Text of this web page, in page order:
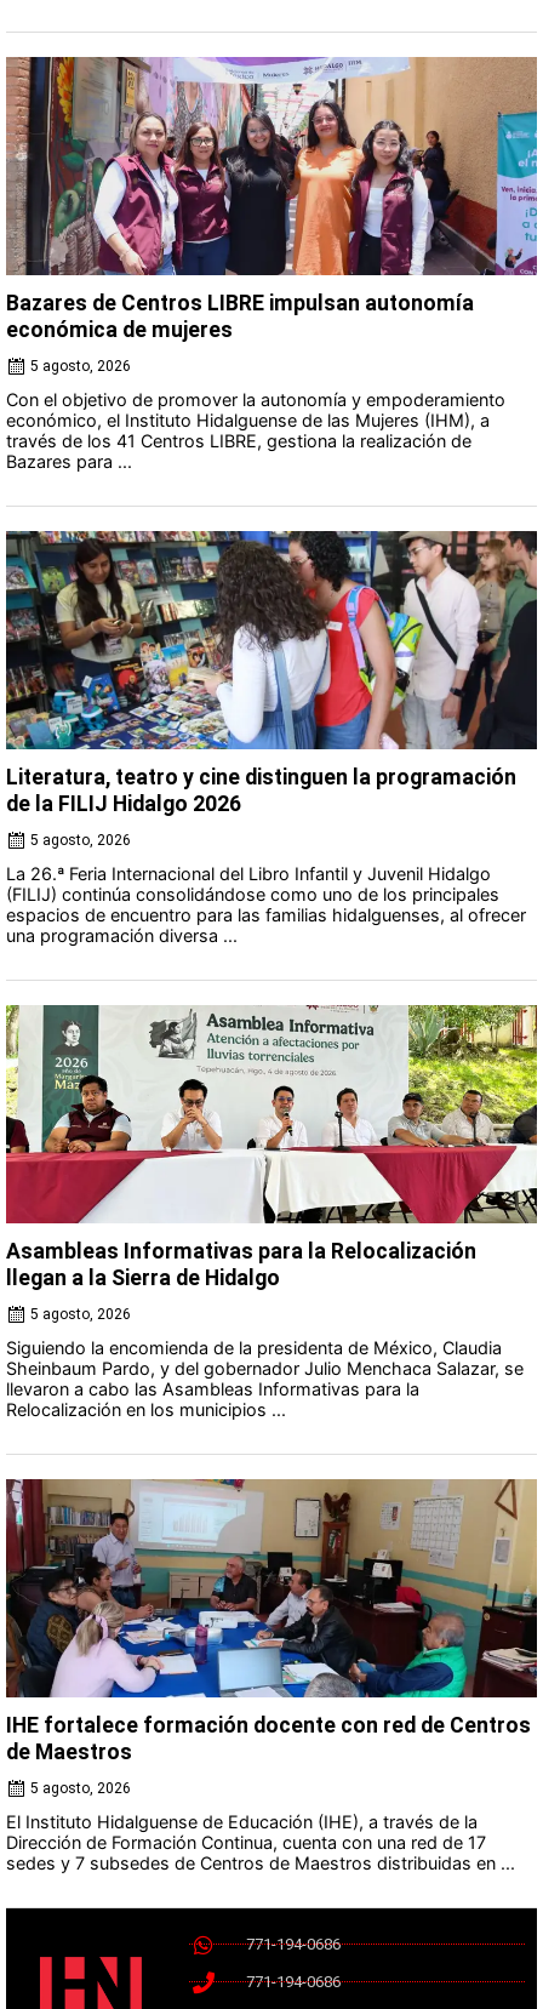
Bazares de Centros LIBRE impulsan autonomía
económica de mujeres
5 agosto, 2026
Con el objetivo de promover la autonomía y empoderamiento
económico, el Instituto Hidalguense de las Mujeres (IHM), a
través de los 41 Centros LIBRE, gestiona la realización de
Bazares para ...
Literatura, teatro y cine distinguen la programación
de la FILIJ Hidalgo 2026
5 agosto, 2026
La 26.ª Feria Internacional del Libro Infantil y Juvenil Hidalgo
(FILIJ) continúa consolidándose como uno de los principales
espacios de encuentro para las familias hidalguenses, al ofrecer
una programación diversa ...
Asambleas Informativas para la Relocalización
llegan a la Sierra de Hidalgo
5 agosto, 2026
Siguiendo la encomienda de la presidenta de México, Claudia
Sheinbaum Pardo, y del gobernador Julio Menchaca Salazar, se
llevaron a cabo las Asambleas Informativas para la
Relocalización en los municipios ...
IHE fortalece formación docente con red de Centros
de Maestros
5 agosto, 2026
El Instituto Hidalguense de Educación (IHE), a través de la
Dirección de Formación Continua, cuenta con una red de 17
sedes y 7 subsedes de Centros de Maestros distribuidas en ...
771-194-0686
771-194-0686